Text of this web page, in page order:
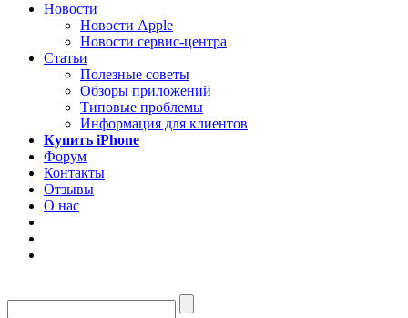
Новости
Новости Apple
Новости сервис-центра
Статьи
Полезные советы
Обзоры приложений
Типовые проблемы
Информация для клиентов
Купить iPhone
Форум
Контакты
Отзывы
О нас